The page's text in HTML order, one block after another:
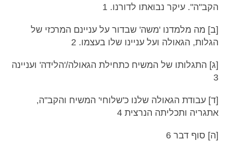
הקב"ה". עיקר נבואתו לדורנו. 1
[ב] מה מלמדנו 'משה' שבדור על עניינם המרכזי של
הגלות, הגאולה ועל עניינו שלו בעצמו. 2
[ג] התגלותו של המשיח כתחילת הגאולה/'הלידה' ועניינה
3
[ד] עבודת הגאולה שלנו כ'שלוחי' המשיח והקב"ה,
אתגריה ותכליתה הנרצית 4
[ה] סוף דבר 6